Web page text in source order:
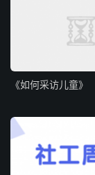
《如何采访儿童》